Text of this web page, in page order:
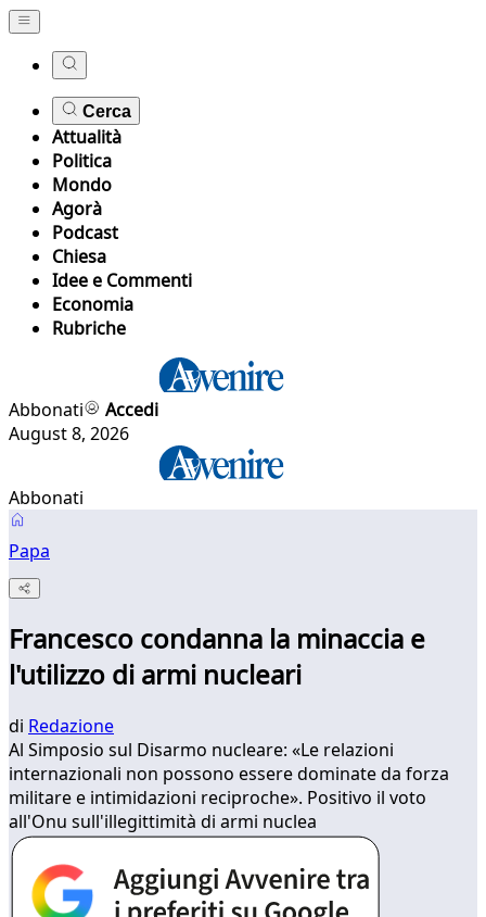
Cerca
Attualità
Politica
Mondo
Agorà
Podcast
Chiesa
Idee e Commenti
Economia
Rubriche
Abbonati
Accedi
August 8, 2026
Abbonati
Papa
Francesco condanna la minaccia e
l'utilizzo di armi nucleari
di Redazione
Al Simposio sul Disarmo nucleare: «Le relazioni
internazionali non possono essere dominate da forza
militare e intimidazioni reciproche». Positivo il voto
all'Onu sull'illegittimità di armi nuclea